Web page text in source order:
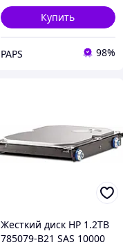
Купить
PAPS 98%
Жесткий диск HP 1.2TB
785079-B21 SAS 10000